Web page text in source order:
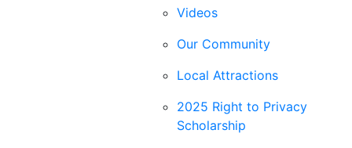
Videos
Our Community
Local Attractions
2025 Right to Privacy
Scholarship